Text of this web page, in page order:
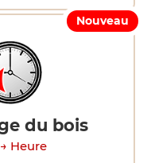
Nouveau
du bois
Heure